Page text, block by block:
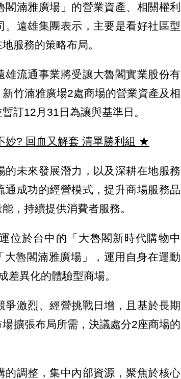
湳雅廣場」的營業資產、相關權利
遠雄集團表示，主要是看好社區型
服務的策略布局。
流通事業將受讓大魯閣實業股份有
竹湳雅廣場2處商場的營業資產及相
訂12月31日為讓與基準日。
? 回血又解套 清單勝利組 ★
未來發展潛力，以及深耕在地服務
成功的經營模式，提升商場服務品
，持續提供消費者服務。
位於台中的「大魯閣新時代購物中
魯閣湳雅廣場」，運用自身在運動
差異化的體驗型商場。
激烈、經營挑戰日增，且基於長期
擴張布局所需，決議處分2座商場的
的調整，集中內部資源，聚焦於核心